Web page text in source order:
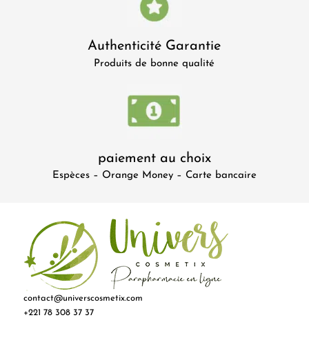
Authenticité Garantie
Produits de bonne qualité
paiement au choix
Espèces – Orange Money – Carte bancaire
contact@universcosmetix.com
+221 78 308 37 37